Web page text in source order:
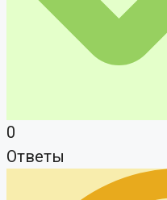
0
Ответы